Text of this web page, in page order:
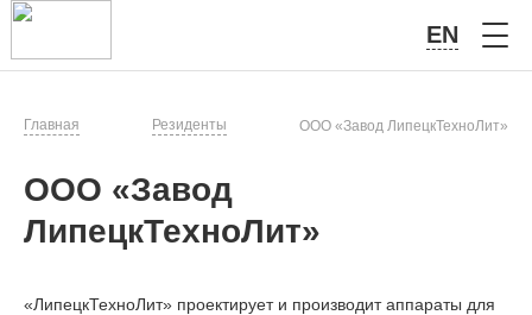
EN
Главная Резиденты ООО «Завод ЛипецкТехноЛит»
ООО «Завод
ЛипецкТехноЛит»
«ЛипецкТехноЛит» проектирует и производит аппараты для